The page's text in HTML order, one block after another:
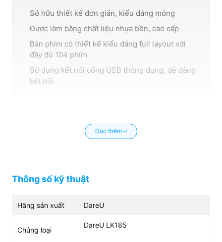
Màu
Đen
Sở hữu thiết kế đơn giản, kiểu dáng mỏng
Được làm bằng chất liệu nhựa bền, cao cấp
Bàn phím có thiết kế kiểu dáng full layout với
đầy đủ 104 phím
Sử dụng kết nối cổng USB thông dụng, dễ dàng
kết nối
Đọc thêm
Thông số kỹ thuật
Hãng sản xuất DareU
Chủng loại
DareU LK185